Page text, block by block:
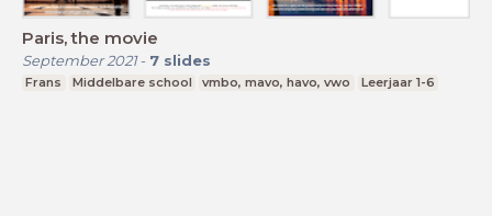
Paris, the movie
September 2021- 7 slides
Frans Middelbare school vmbo, mavo, havo, vwo Leerjaar 1-6